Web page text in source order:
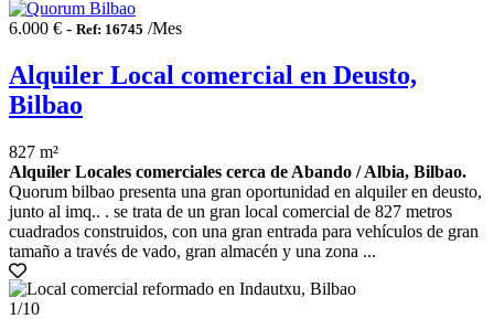
6.000 € - Ref: 16745 /Mes
Alquiler Local comercial en Deusto,
Bilbao
827 m²
Alquiler Locales comerciales cerca de Abando / Albia, Bilbao.
Quorum bilbao presenta una gran oportunidad en alquiler en deusto,
junto al imq.. . se trata de un gran local comercial de 827 metros
cuadrados construidos, con una gran entrada para vehículos de gran
tamaño a través de vado, gran almacén y una zona ...
1/10